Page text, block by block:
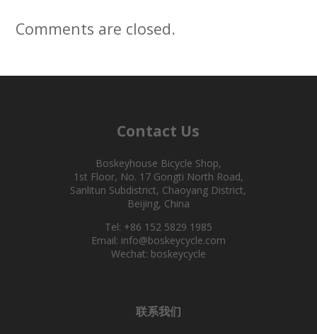
Comments are closed.
Contact Us
Boskeyhouse Bicycle Shop,
1st Floor, No. 17 Gongti North Road,
Sanlitun Subdistrict, Chaoyang District,
Beijing, China
Tel: +86 152 5829 1985
Email: info@boskeycycle.com
Wechat: boskeycycle
联系我们